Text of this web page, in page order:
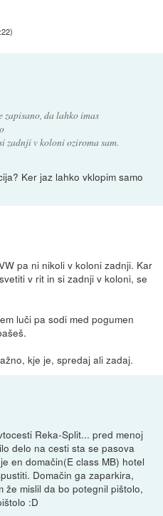
)
zapisano, da lahko imas
zadnji v koloni oziroma sam.
Ker jaz lahko vklopim samo
pa ni nikoli v koloni zadnji. Kar
v rit in si zadnji v koloni, se
luči pa sodi med pogumen
kje je, spredaj ali zadaj.
Reka-Split... pred menoj
delo na cesti sta se pasova
en domačin(E class MB) hotel
Domačin ga zaparkira,
že mislil da bo potegnil pištolo,
:D